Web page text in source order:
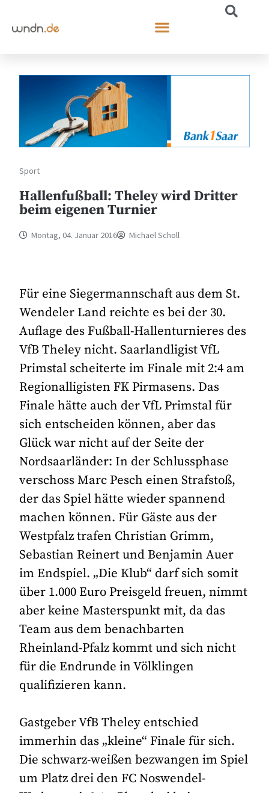
Sport
Hallenfußball: Theley wird Dritter
beim eigenen Turnier
Montag, 04. Januar 2016 Michael Scholl
Für eine Siegermannschaft aus dem St.
Wendeler Land reichte es bei der 30.
Auflage des Fußball-Hallenturnieres des
VfB Theley nicht. Saarlandligist VfL
Primstal scheiterte im Finale mit 2:4 am
Regionalligisten FK Pirmasens. Das
Finale hätte auch der VfL Primstal für
sich entscheiden können, aber das
Glück war nicht auf der Seite der
Nordsaarländer: In der Schlussphase
verschoss Marc Pesch einen Strafstoß,
der das Spiel hätte wieder spannend
machen können. Für Gäste aus der
Westpfalz trafen Christian Grimm,
Sebastian Reinert und Benjamin Auer
im Endspiel. „Die Klub“ darf sich somit
über 1.000 Euro Preisgeld freuen, nimmt
aber keine Masterspunkt mit, da das
Team aus dem benachbarten
Rheinland-Pfalz kommt und sich nicht
für die Endrunde in Völklingen
qualifizieren kann.
Gastgeber VfB Theley entschied
immerhin das „kleine“ Finale für sich.
Die schwarz-weißen bezwangen im Spiel
um Platz drei den FC Noswendel-